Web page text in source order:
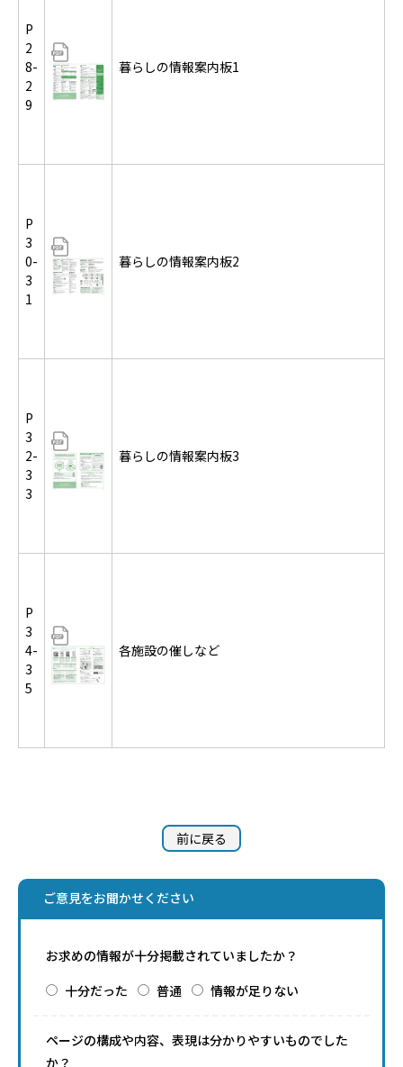
P
2
8-
2
9
暮らしの情報案内板1
P
3
0-
3
1
暮らしの情報案内板2
P
3
2-
3
3
暮らしの情報案内板3
P
3
4-
3
5
各施設の催しなど
前に戻る
ご意見をお聞かせください
お求めの情報が十分掲載されていましたか？
十分だった
普通 情報が足りない
ページの構成や内容、表現は分かりやすいものでした
か？